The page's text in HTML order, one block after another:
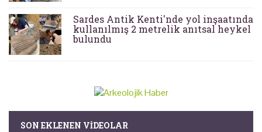
Sardes Antik Kenti'nde yol inşaatında
kullanılmış 2 metrelik anıtsal heykel
bulundu
SON EKLENEN VIDEOLAR